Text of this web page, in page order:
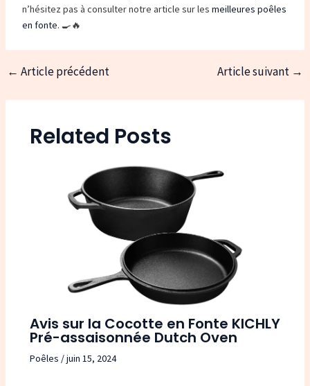
n’hésitez pas à consulter notre article sur les meilleures poêles
en fonte. 🍳🔥
Navigation
articles
← Article précédent Article suivant →
Related Posts
Avis sur la Cocotte en Fonte KICHLY
Pré-assaisonnée Dutch Oven
Poêles /juin 15, 2024